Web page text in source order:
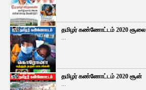
தமிழர் கண்ணோட்டம் 2020 சூலை
...
தமிழர் கண்ணோட்டம் 2020 சூன்
...